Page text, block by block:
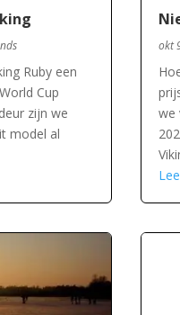
Ruby een
Cup
zijn we
model al
okt
we